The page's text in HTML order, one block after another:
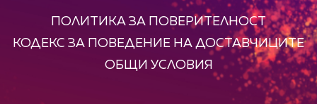
ПОЛИТИКА ЗА ПОВЕРИТЕЛНОСТ
КОДЕКС ЗА ПОВЕДЕНИЕ НА ДОСТАВЧИЦИТЕ
ОБЩИ УСЛОВИЯ